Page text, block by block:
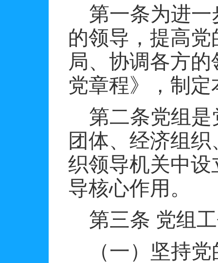
第一条为进
的领导，提高
局、协调各方
党章程》，制定
第二条党组
团体、经济组
织领导机关中
导核心作用。
第三条 党组
（一）坚持